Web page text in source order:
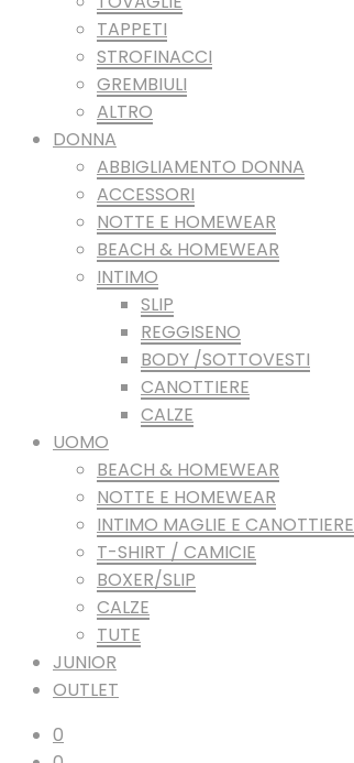
TAPPETI
STROFINACCI
GREMBIULI
ALTRO
DONNA
ABBIGLIAMENTO DONNA
ACCESSORI
NOTTE E HOMEWEAR
BEACH & HOMEWEAR
INTIMO
SLIP
REGGISENO
BODY /SOTTOVESTI
CANOTTIERE
CALZE
UOMO
BEACH & HOMEWEAR
NOTTE E HOMEWEAR
INTIMO MAGLIE E CANOTTIERE
T-SHIRT / CAMICIE
BOXER/SLIP
CALZE
TUTE
JUNIOR
OUTLET
0